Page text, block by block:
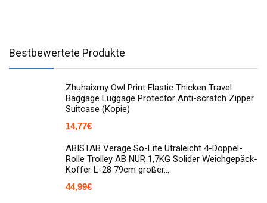
Bestbewertete Produkte
Zhuhaixmy Owl Print Elastic Thicken Travel
Baggage Luggage Protector Anti-scratch Zipper
Suitcase (Kopie)
14,77€
ABISTAB Verage So-Lite Utraleicht 4-Doppel-
Rolle Trolley AB NUR 1,7KG Solider Weichgepäck-
Koffer L-28 79cm großer…
44,99€